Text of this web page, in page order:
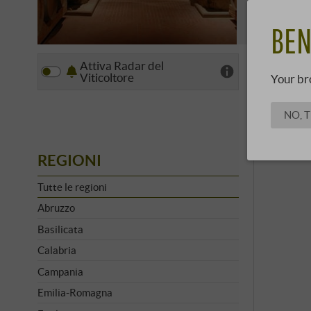
Attiva Radar del
Viticoltore
REGIONI
Tutte le regioni
Abruzzo
Basilicata
Calabria
Campania
Emilia-Romagna
Your
NO,